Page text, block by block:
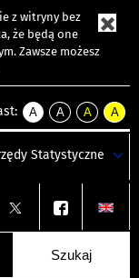
z witryny bez
że będą one
Zawsze możesz
A
kontrast
A
kontrast
tekst
czarnym
A
kontrast
tekst
czarnym
A
tekst
żółtym
Statystyczne